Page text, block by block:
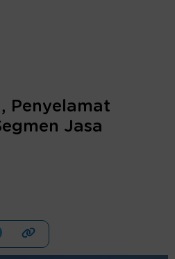
Penyelamat
Jasa